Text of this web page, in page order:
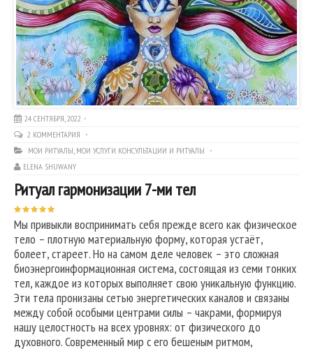
24 СЕНТЯБРЯ, 2022
2 КОММЕНТАРИЯ
МОИ РИТУАЛЫ, МОИ УСЛУГИ. КОНСУЛЬТАЦИИ И РИТУАЛЫ
ELENA SHUWANY
Ритуал гармонизации 7-ми тел
Мы привыкли воспринимать себя прежде всего как физическое
тело – плотную материальную форму, которая устаёт,
болеет, стареет. Но на самом деле человек – это сложная
биоэнергоинформационная система, состоящая из семи тонких
тел, каждое из которых выполняет свою уникальную функцию.
Эти тела пронизаны сетью энергетических каналов и связаны
между собой особыми центрами силы – чакрами, формируя
нашу целостность на всех уровнях: от физического до
духовного. Современный мир с его бешеным ритмом,